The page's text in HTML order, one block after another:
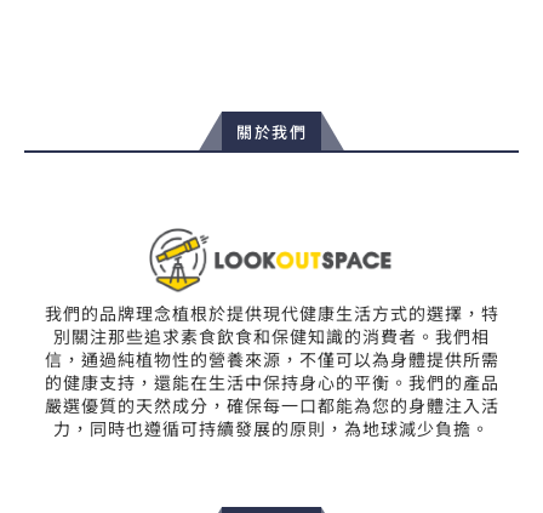
關於我們
我們的品牌理念植根於提供現代健康生活方式的選擇，特
別關注那些追求素食飲食和保健知識的消費者。我們相
信，通過純植物性的營養來源，不僅可以為身體提供所需
的健康支持，還能在生活中保持身心的平衡。我們的產品
嚴選優質的天然成分，確保每一口都能為您的身體注入活
力，同時也遵循可持續發展的原則，為地球減少負擔。